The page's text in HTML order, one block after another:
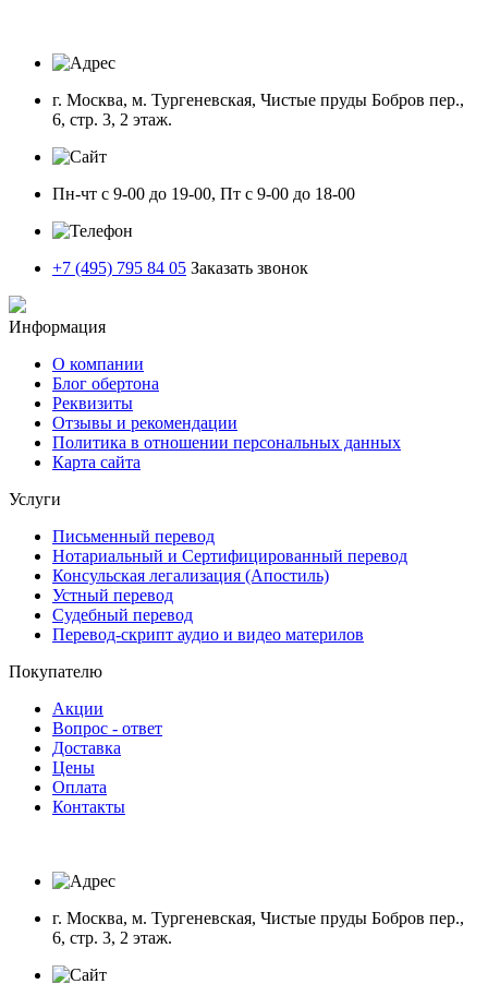
г. Москва, м. Тургеневская, Чистые пруды Бобров пер.,
6, стр. 3, 2 этаж.
Пн-чт с 9-00 до 19-00, Пт с 9-00 до 18-00
+7 (495) 795 84 05 Заказать звонок
Информация
О компании
Блог обертона
Реквизиты
Отзывы и рекомендации
Политика в отношении персональных данных
Карта сайта
Услуги
Письменный перевод
Нотариальный и Сертифицированный перевод
Консульская легализация (Апостиль)
Устный перевод
Судебный перевод
Перевод-скрипт аудио и видео материлов
Покупателю
Акции
Вопрос - ответ
Доставка
Цены
Оплата
Контакты
г. Москва, м. Тургеневская, Чистые пруды Бобров пер.,
6, стр. 3, 2 этаж.